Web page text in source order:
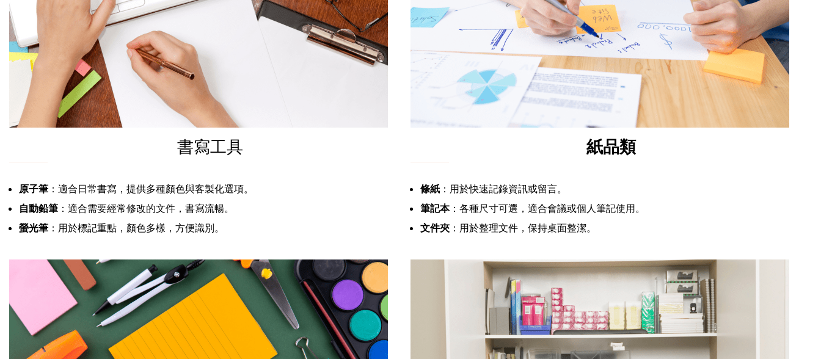
書寫工具
原子筆 ：適合日常書寫，提供多種顏色與客製化選項。
自動鉛筆 ：適合需要經常修改的文件，書寫流暢。
螢光筆 ：用於標記重點，顏色多樣，方便識別。
紙品類
條紙 ：用於快速記錄資訊或留言。
筆記本：各種尺寸可選，適合會議或個人筆記使用。
文件夾 ：用於整理文件，保持桌面整潔。